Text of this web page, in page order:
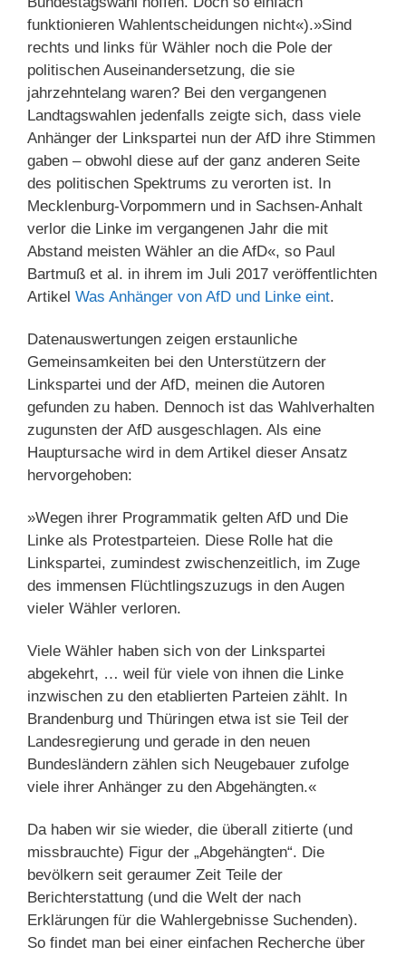
funktionieren Wahlentscheidungen nicht«).»Sind
rechts und links für Wähler noch die Pole der
politischen Auseinandersetzung, die sie
jahrzehntelang waren? Bei den vergangenen
Landtagswahlen jedenfalls zeigte sich, dass viele
Anhänger der Linkspartei nun der AfD ihre Stimmen
gaben – obwohl diese auf der ganz anderen Seite
des politischen Spektrums zu verorten ist. In
Mecklenburg-Vorpommern und in Sachsen-Anhalt
verlor die Linke im vergangenen Jahr die mit
Abstand meisten Wähler an die AfD«, so Paul
Bartmuß et al. in ihrem im Juli 2017 veröffentlichten
Artikel Was Anhänger von AfD und Linke eint.
Datenauswertungen zeigen erstaunliche
Gemeinsamkeiten bei den Unterstützern der
Linkspartei und der AfD, meinen die Autoren
gefunden zu haben. Dennoch ist das Wahlverhalten
zugunsten der AfD ausgeschlagen. Als eine
Hauptursache wird in dem Artikel dieser Ansatz
hervorgehoben:
»Wegen ihrer Programmatik gelten AfD und Die
Linke als Protestparteien. Diese Rolle hat die
Linkspartei, zumindest zwischenzeitlich, im Zuge
des immensen Flüchtlingszuzugs in den Augen
vieler Wähler verloren.
Viele Wähler haben sich von der Linkspartei
abgekehrt, … weil für viele von ihnen die Linke
inzwischen zu den etablierten Parteien zählt. In
Brandenburg und Thüringen etwa ist sie Teil der
Landesregierung und gerade in den neuen
Bundesländern zählen sich Neugebauer zufolge
viele ihrer Anhänger zu den Abgehängten.«
Da haben wir sie wieder, die überall zitierte (und
missbrauchte) Figur der „Abgehängten“. Die
bevölkern seit geraumer Zeit Teile der
Berichterstattung (und die Welt der nach
Erklärungen für die Wahlergebnisse Suchenden).
So findet man bei einer einfachen Recherche über